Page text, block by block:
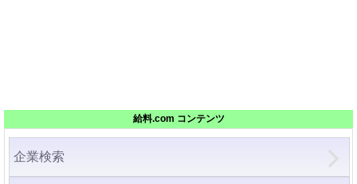
給料.com コンテンツ
企業検索